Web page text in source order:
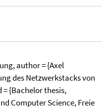
author = {Axel
des Netzwerkstacks von
{Bachelor thesis,
Computer Science, Freie